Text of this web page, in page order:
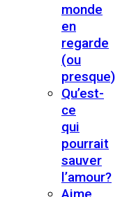
monde
en
regarde
(ou
presque)
Qu’est-
ce
qui
pourrait
sauver
l’amour?